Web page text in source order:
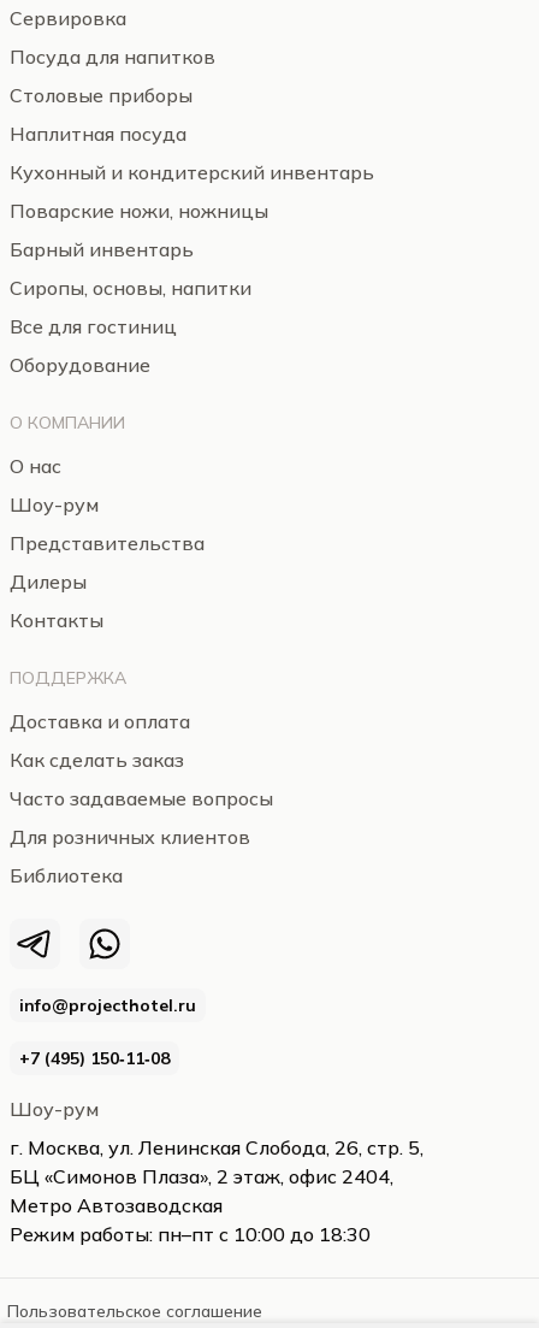
info@projecthotel.ru
+7 (495) 150‑11‑08
Шоу-рум
г. Москва, ул. Ленинская Слобода, 26, стр. 5,
БЦ «Симонов Плаза», 2 этаж, офис 2404,
Метро Автозаводская
Режим работы: пн–пт с 10:00 до 18:30
Сервировка
Посуда для напитков
Столовые приборы
Наплитная посуда
Кухонный и кондитерский инвентарь
Поварские ножи, ножницы
Барный инвентарь
Сиропы, основы, напитки
Все для гостиниц
Оборудование
О КОМПАНИИ
О нас
Шоу-рум
Представительства
Дилеры
Контакты
ПОДДЕРЖКА
Доставка и оплата
Как сделать заказ
Часто задаваемые вопросы
Для розничных клиентов
Библиотека
Пользовательское соглашение